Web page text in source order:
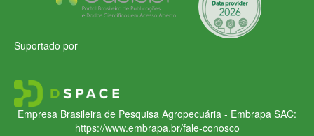
Suportado por
Empresa Brasileira de Pesquisa Agropecuária - Embrapa SAC:
https://www.embrapa.br/fale-conosco